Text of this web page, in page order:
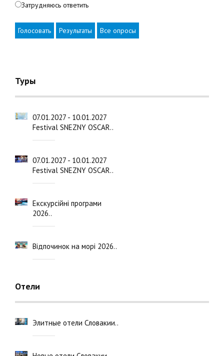
Затрудняюсь ответить
Голосовать Результаты Все опросы
Туры
07.01.2027 - 10.01.2027
Festival SNEZNY OSCAR..
07.01.2027 - 10.01.2027
Festival SNEZNY OSCAR..
Екскурсійні програми
2026..
Відпочинок на морі 2026..
Отели
Элитные отели Словакии..